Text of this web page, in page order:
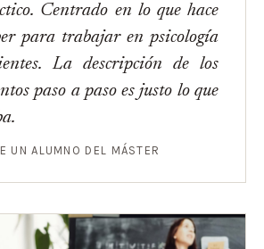
Centrado en lo que hace
para trabajar en psicología
La descripción de los
paso a paso es justo lo que
UN ALUMNO DEL MÁSTER